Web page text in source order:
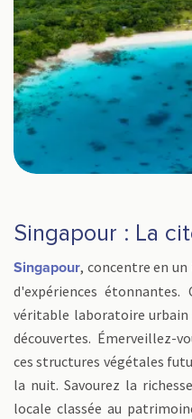
Singapour : La
Singapour, concentre en
d'expériences
véritable laboratoire
découvertes. Émerveillez-
ces structures végétales
la nuit. Savourez la
locale classée au